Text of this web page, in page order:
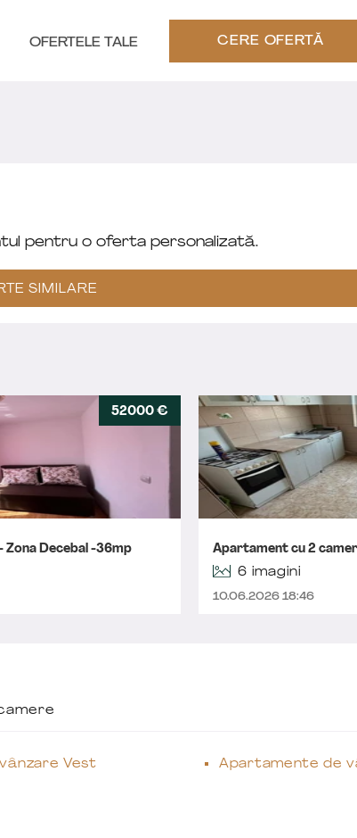
OFERTELE TALE CERE OFERTĂ
pentru o oferta personalizată.
SIMILARE
52000 €
Decebal -36mp
Apartament cu 2
6 imagini
10.06.2026 18:46
Vest Apartamente de